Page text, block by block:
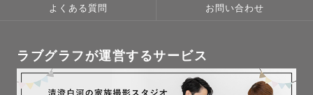
よくある質問 お問い合わせ
ラブグラフが運営するサービス